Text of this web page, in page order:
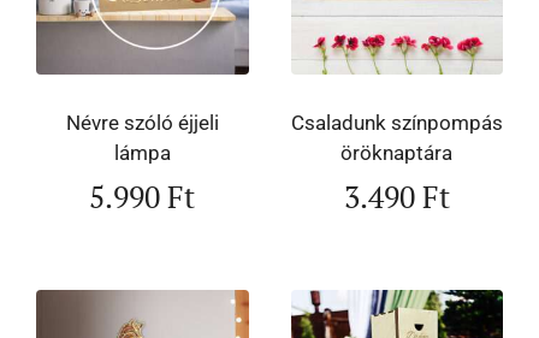
Névre szóló éjjeli
lámpa
5.990Ft
Csaladunk színpompás
öröknaptára
3.490Ft